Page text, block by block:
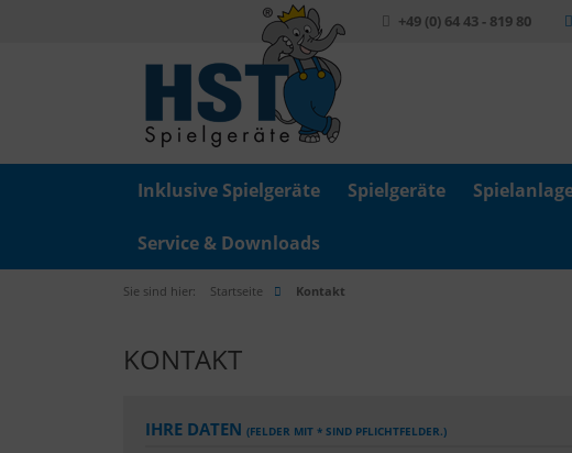
+49 (0) 64 43 - 819 80
Inklusive Spielgeräte Spielgeräte
Service & Downloads
Sie sind hier: Startseite Kontakt
KONTAKT
IHRE DATEN (FELDER MIT * SIND PFLICHTFELDER.)